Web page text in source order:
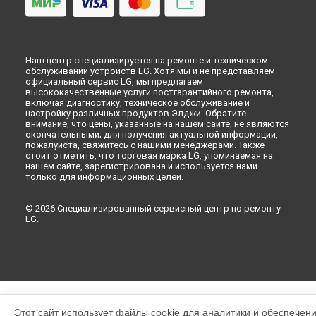
Наш центр специализируется на ремонте и техническом
обслуживании устройств LG. Хотя мы и не представляем
официальный сервис LG, мы предлагаем
высококачественные услуги постгарантийного ремонта,
включая диагностику, техническое обслуживание и
настройку различных продуктов Элджи. Обратите
внимание, что цены, указанные на нашем сайте, не являются
окончательными; для получения актуальной информации,
пожалуйста, свяжитесь с нашими менеджерами. Также
стоит отметить, что торговая марка LG, упоминаемая на
нашем сайте, зарегистрирована и используется нами
только для информационных целей.
© 2026 Специализированный сервисный центр по ремонту
LG.
Этот сайт использует файлы cookie для аналитики и